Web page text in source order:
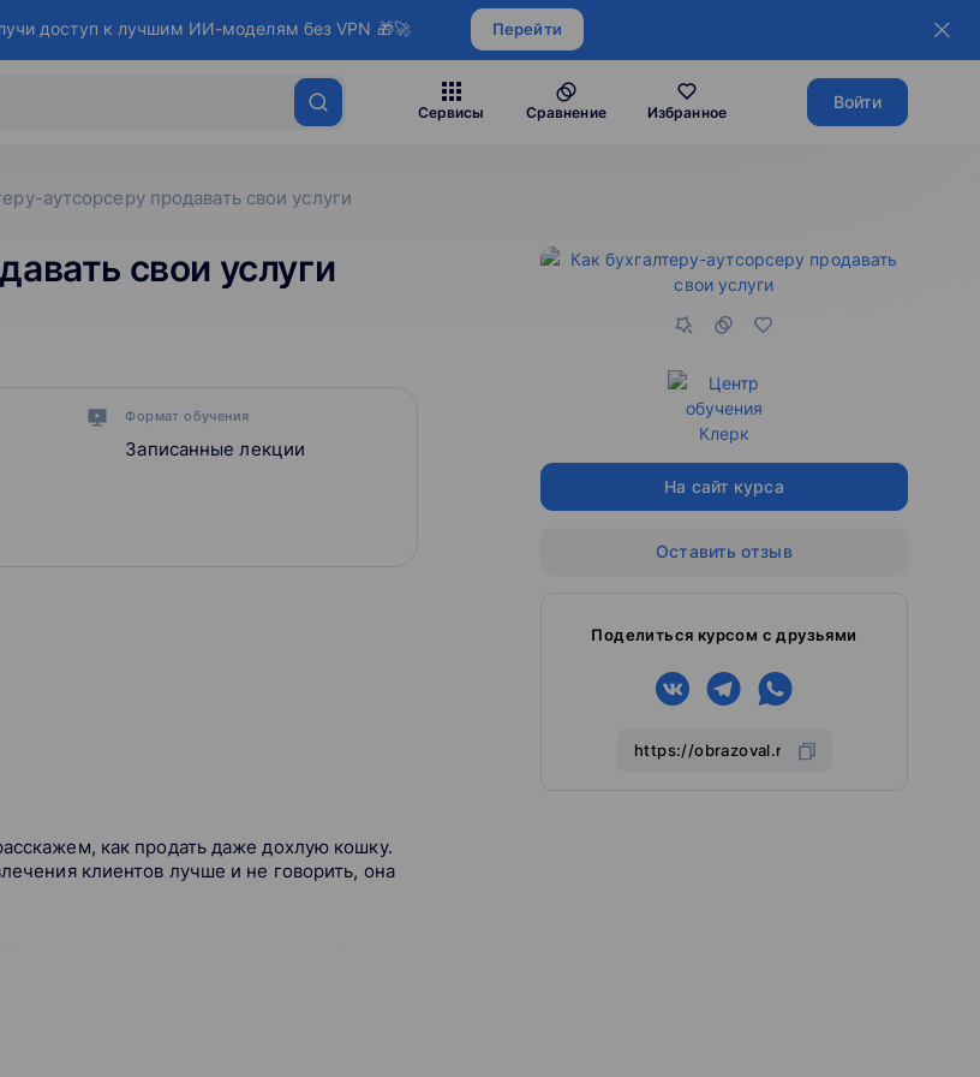
доступ к лучшим ИИ-моделям без VPN 🎁🚀 Перейти
Сервисы Сравнение Избранное
Войти
аутсорсеру продавать свои услуги
свои услуги
Формат обучения
Записанные лекции
как продать даже дохлую кошку.
клиентов лучше и не говорить, она
клиентов случайно, но она может быть
На сайт курса
Оставить отзыв
Поделиться курсом с друзьями